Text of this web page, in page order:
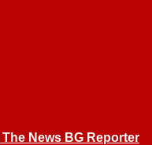
News BG Reporter